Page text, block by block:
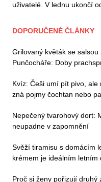
uživatelé. V lednu ukončí
DOPORUČENÉ ČLÁNKY
Grilovaný květák se
Punčocháře: Doby
Kvíz: Češi umí pít pivo,
zná pojmy čochtan nebo
Nepečený tvarohový dort:
neupadne v zapomnění
Svěží tiramisu s domácím
krémem je ideálním letním
Proč si ženy pořizují druhý